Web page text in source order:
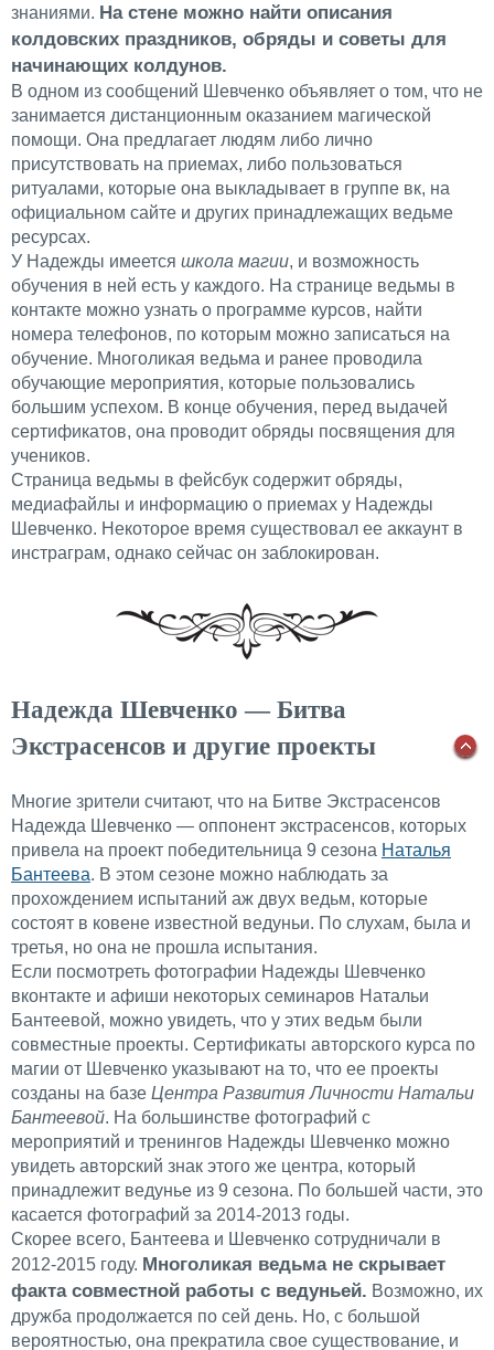
знаниями. На стене можно найти описания
колдовских праздников, обряды и советы для
начинающих колдунов.
В одном из сообщений Шевченко объявляет о том, что не
занимается дистанционным оказанием магической
помощи. Она предлагает людям либо лично
присутствовать на приемах, либо пользоваться
ритуалами, которые она выкладывает в группе вк, на
официальном сайте и других принадлежащих ведьме
ресурсах.
У Надежды имеется школа магии, и возможность
обучения в ней есть у каждого. На странице ведьмы в
контакте можно узнать о программе курсов, найти
номера телефонов, по которым можно записаться на
обучение. Многоликая ведьма и ранее проводила
обучающие мероприятия, которые пользовались
большим успехом. В конце обучения, перед выдачей
сертификатов, она проводит обряды посвящения для
учеников.
Страница ведьмы в фейсбук содержит обряды,
медиафайлы и информацию о приемах у Надежды
Шевченко. Некоторое время существовал ее аккаунт в
инстраграм, однако сейчас он заблокирован.
Надежда Шевченко — Битва
Экстрасенсов и другие проекты
Многие зрители считают, что на Битве Экстрасенсов
Надежда Шевченко — оппонент экстрасенсов, которых
привела на проект победительница 9 сезона Наталья
Бантеева. В этом сезоне можно наблюдать за
прохождением испытаний аж двух ведьм, которые
состоят в ковене известной ведуньи. По слухам, была и
третья, но она не прошла испытания.
Если посмотреть фотографии Надежды Шевченко
вконтакте и афиши некоторых семинаров Натальи
Бантеевой, можно увидеть, что у этих ведьм были
совместные проекты. Сертификаты авторского курса по
магии от Шевченко указывают на то, что ее проекты
созданы на базе Центра Развития Личности Натальи
Бантеевой. На большинстве фотографий с
мероприятий и тренингов Надежды Шевченко можно
увидеть авторский знак этого же центра, который
принадлежит ведунье из 9 сезона. По большей части, это
касается фотографий за 2014-2013 годы.
Скорее всего, Бантеева и Шевченко сотрудничали в
2012-2015 году. Многоликая ведьма не скрывает
факта совместной работы с ведуньей. Возможно, их
дружба продолжается по сей день. Но, с большой
вероятностью, она прекратила свое существование, и